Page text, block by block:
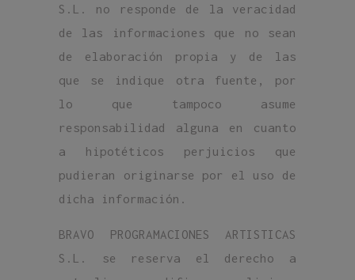
S.L. no responde de la veracidad
de las informaciones que no sean
de elaboración propia y de las
que se indique otra fuente, por
lo que tampoco asume
responsabilidad alguna en cuanto
a hipotéticos perjuicios que
pudieran originarse por el uso de
dicha información.
BRAVO PROGRAMACIONES ARTISTICAS
S.L. se reserva el derecho a